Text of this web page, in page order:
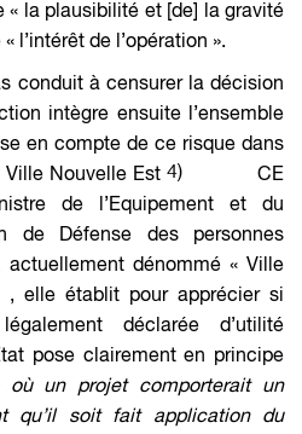
« la plausibilité et[de]
la gravité
« l’intérêt de l’opération ».
conduit à censurer la décision
intègre ensuite l’ensemble
en compte de ce risque dans
Ville Nouvelle Est 4)CE
de l’Equipement et du
de Défense des personnes
dénommé « Ville
, elle établit pour apprécier si
déclarée d’utilité
pose clairement en principe
où un projet comporterait un
qu’il soit fait application du